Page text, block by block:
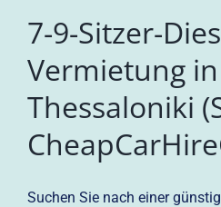
7-9-Sitzer-
Vermietung in
Thessaloniki
Suchen Sie nach einer